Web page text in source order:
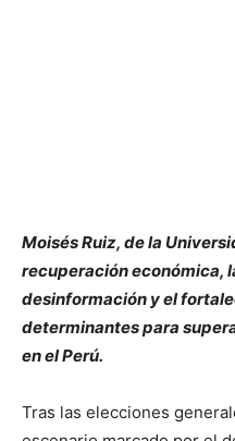
Moisés Ruiz, de la
recuperación económica,
desinformación y el
determinantes para
en el Perú.
Tras las elecciones